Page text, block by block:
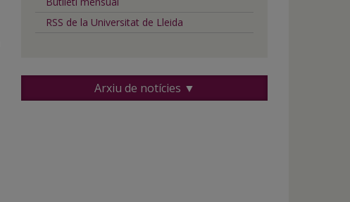
RSS de la Universitat de Lleida
Arxiu de notícies ▼